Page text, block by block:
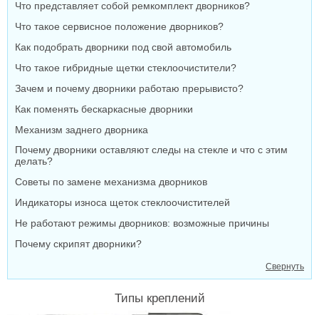
Что представляет собой ремкомплект дворников?
Что такое сервисное положение дворников?
Как подобрать дворники под свой автомобиль
Что такое гибридные щетки стеклоочистители?
Зачем и почему дворники работаю прерывисто?
Как поменять бескаркасные дворники
Механизм заднего дворника
Почему дворники оставляют следы на стекле и что с этим
делать?
Советы по замене механизма дворников
Индикаторы износа щеток стеклоочистителей
Не работают режимы дворников: возможные причины
Почему скрипят дворники?
Свернуть
Типы креплений